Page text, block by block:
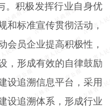
。积极发挥行业自身优
和标准宣传贯彻活动，
会员企业提高积极性，
，形成有效的自律鼓励
设追溯信息平台，采用
设追溯体系，形成行业